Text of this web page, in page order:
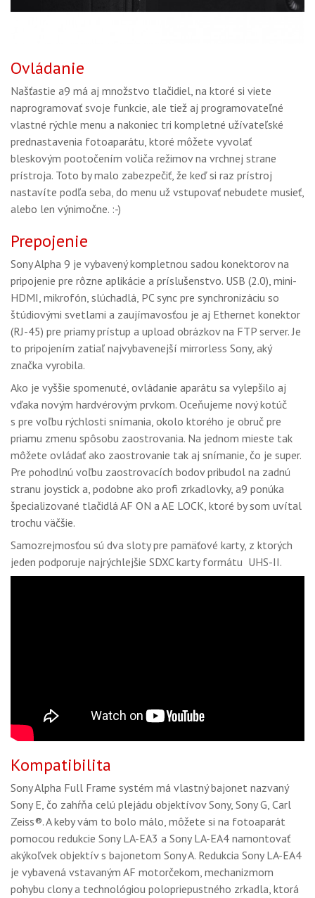
Ovládanie
Našťastie a9 má aj množstvo tlačidiel, na ktoré si viete
naprogramovať svoje funkcie, ale tiež aj programovateľné
vlastné rýchle menu a nakoniec tri kompletné užívateľské
prednastavenia fotoaparátu, ktoré môžete vyvolať
bleskovým pootočením voliča režimov na vrchnej strane
prístroja. Toto by malo zabezpečiť, že keď si raz prístroj
nastavíte podľa seba, do menu už vstupovať nebudete musieť,
alebo len výnimočne. :-)
Prepojenie
Sony Alpha 9 je vybavený kompletnou sadou konektorov na
pripojenie pre rôzne aplikácie a príslušenstvo. USB (2.0), mini-
HDMI, mikrofón, slúchadlá, PC sync pre synchronizáciu so
štúdiovými svetlami a zaujímavosťou je aj Ethernet konektor
(RJ-45) pre priamy prístup a upload obrázkov na FTP server. Je
to pripojením zatiaľ najvybavenejší mirrorless Sony, aký
značka vyrobila.
Ako je vyššie spomenuté, ovládanie aparátu sa vylepšilo aj
vďaka novým hardvérovým prvkom. Oceňujeme nový kotúč
s pre voľbu rýchlosti snímania, okolo ktorého je obruč pre
priamu zmenu spôsobu zaostrovania. Na jednom mieste tak
môžete ovládať ako zaostrovanie tak aj snímanie, čo je super.
Pre pohodlnú voľbu zaostrovacích bodov pribudol na zadnú
stranu joystick a, podobne ako profi zrkadlovky, a9 ponúka
špecializované tlačidlá AF ON a AE LOCK, ktoré by som uvítal
trochu väčšie.
Samozrejmosťou sú dva sloty pre pamäťové karty, z ktorých
jeden podporuje najrýchlejšie SDXC karty formátu UHS-II.
Kompatibilita
Sony Alpha Full Frame systém má vlastný bajonet nazvaný
Sony E, čo zahŕňa celú plejádu objektívov Sony, Sony G, Carl
Zeiss®. A keby vám to bolo málo, môžete si na fotoaparát
pomocou redukcie Sony LA-EA3 a Sony LA-EA4 namontovať
akýkoľvek objektív s bajonetom Sony A. Redukcia Sony LA-EA4
je vybavená vstavaným AF motorčekom, mechanizmom
pohybu clony a technológiou polopriepustného zrkadla, ktorá